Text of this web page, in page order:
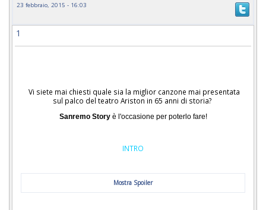
23 febbraio, 2015 - 16:03
1
Vi siete mai chiesti quale sia la miglior canzone mai presentata
sul palco del teatro Ariston in 65 anni di storia?
Sanremo Storyè l'occasione per poterlo fare!
INTRO
Mostra Spoiler